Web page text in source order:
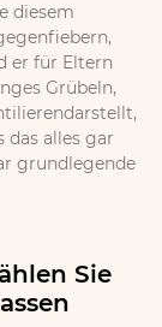
diesem
er für Eltern
Grübeln,
das alles gar
grundlegende
Sie